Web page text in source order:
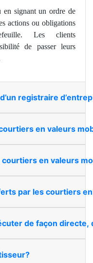
signant un ordre de
actions ou obligations
Les clients
de passer leurs
registraire
en valeurs
en valeurs
par les courtiers
de façon